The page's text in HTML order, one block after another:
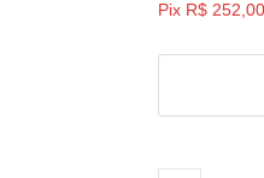
Pix R$ 252,00